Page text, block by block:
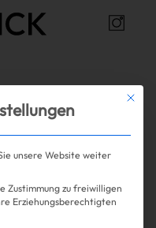
Creolen
Mit
unsere Website weiter
Zustimmung zu freiwilligen
Erziehungsberechtigten